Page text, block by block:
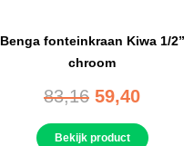
Benga fonteinkraan Kiwa 1/2”
chroom
83,16 59,40
Bekijk product